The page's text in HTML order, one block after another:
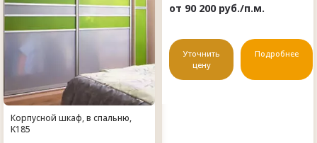
Корпусной шкаф, в спальню,
K185
от 90 200 руб./п.м.
Уточнить
цену
Подробнее